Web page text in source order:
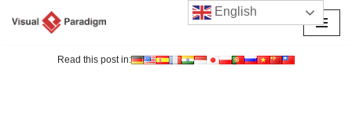
Read this post in:
English